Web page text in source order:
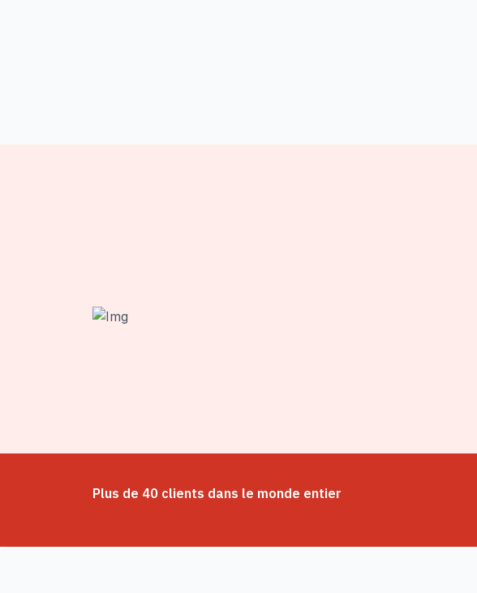
Plus de 40 clients dans le monde entier